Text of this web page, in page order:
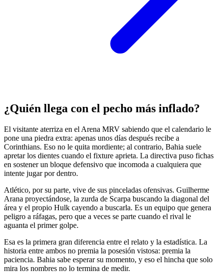
¿Quién llega con el pecho más inflado?
El visitante aterriza en el Arena MRV sabiendo que el calendario le
pone una piedra extra: apenas unos días después recibe a
Corinthians. Eso no le quita mordiente; al contrario, Bahia suele
apretar los dientes cuando el fixture aprieta. La directiva puso fichas
en sostener un bloque defensivo que incomoda a cualquiera que
intente jugar por dentro.
Atlético, por su parte, vive de sus pinceladas ofensivas. Guilherme
Arana proyectándose, la zurda de Scarpa buscando la diagonal del
área y el propio Hulk cayendo a buscarla. Es un equipo que genera
peligro a ráfagas, pero que a veces se parte cuando el rival le
aguanta el primer golpe.
Esa es la primera gran diferencia entre el relato y la estadística. La
historia entre ambos no premia la posesión vistosa: premia la
paciencia. Bahia sabe esperar su momento, y eso el hincha que solo
mira los nombres no lo termina de medir.